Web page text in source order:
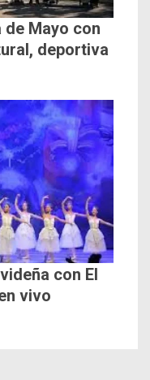
de Mayo con
deportiva
con El
vivo